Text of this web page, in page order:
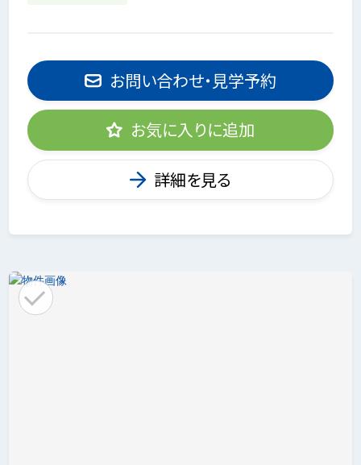
お問い合わせ・見学予約
お気に入りに追加
詳細を見る